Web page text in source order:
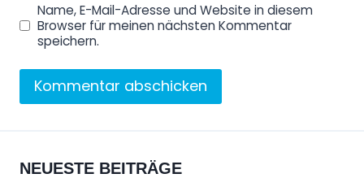
Name, E-Mail-Adresse und Website in diesem
Browser für meinen nächsten Kommentar
speichern.
NEUESTE BEITRÄGE